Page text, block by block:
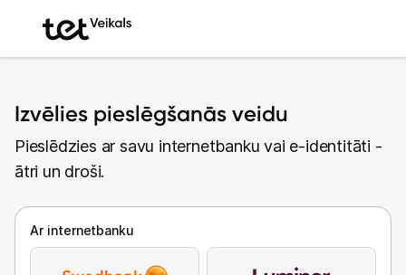
Izvēlies pieslēgšanās veidu
Pieslēdzies ar savu internetbanku vai e-identitāti -
ātri un droši.
Ar internetbanku